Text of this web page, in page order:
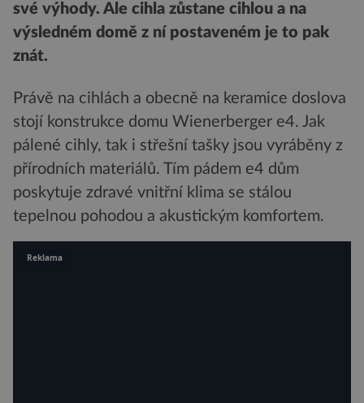
své výhody. Ale cihla zůstane cihlou a na
výsledném domě z ní postaveném je to pak
znát.
Právě na cihlách a obecně na keramice doslova
stojí konstrukce domu Wienerberger e4. Jak
pálené cihly, tak i střešní tašky jsou vyráběny z
přírodních materiálů. Tím pádem e4 dům
poskytuje zdravé vnitřní klima se stálou
tepelnou pohodou a akustickým komfortem.
Reklama